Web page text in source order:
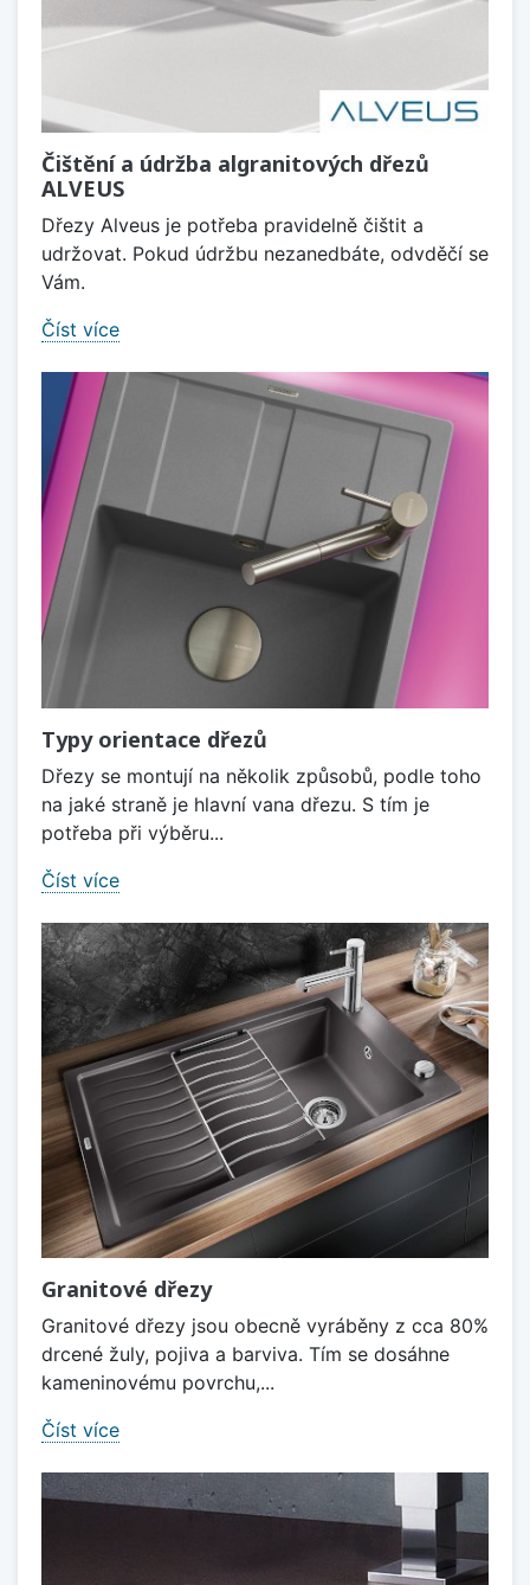
Čištění a údržba algranitových dřezů
ALVEUS
Dřezy Alveus je potřeba pravidelně čištit a
udržovat. Pokud údržbu nezanedbáte, odvděčí se
Vám.
Číst více
Typy orientace dřezů
Dřezy se montují na několik způsobů, podle toho
na jaké straně je hlavní vana dřezu. S tím je
potřeba při výběru...
Číst více
Granitové dřezy
Granitové dřezy jsou obecně vyráběny z cca 80%
drcené žuly, pojiva a barviva. Tím se dosáhne
kameninovému povrchu,...
Číst více